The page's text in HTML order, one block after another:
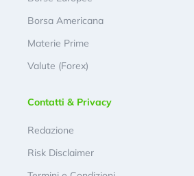
Borsa Americana
Materie Prime
Valute (Forex)
Contatti & Privacy
Redazione
Risk Disclaimer